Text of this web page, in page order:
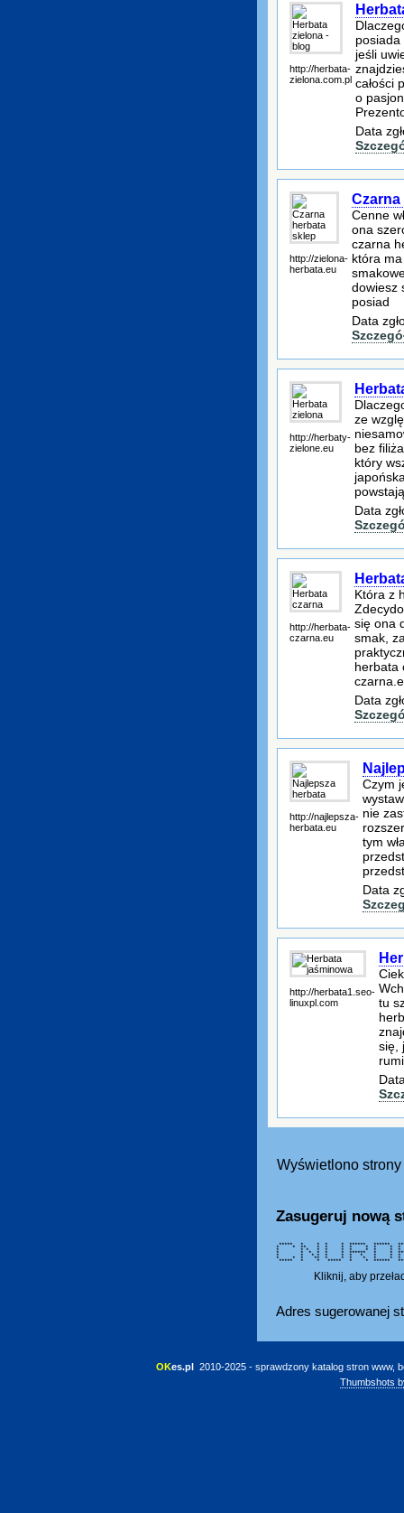
http://herbata-
zielona.com.pl
jeśli
całości
o
Data
http://zielona-
herbata.eu
Cenne
ona
czarna
która
dowiesz
posiad
Data
http://herbaty-
zielone.eu
ze
bez
który
Data
http://herbata-
czarna.eu
Która z
się ona
smak,
herbata
Data
http://najlepsza-
herbata.eu
Czym
nie
tym
Data
http://herbata1.seo-
linuxpl.com
tu
się,
Wyświetlono
Zasugeruj nową
***** * * * * ****** ******
* * ** * * * * * *
* * * * * * * * *
* * * * * * ****** *
* * * * * * * * *
* * * ** * * * * *
***** * * ***** * * ******
Kliknij, aby
Adres sugerowanej
OKes.pl 2010-2025 - sprawdzony katalog stron www,
Thumbshots